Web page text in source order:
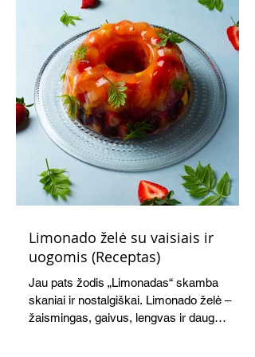
Limonado želė su vaisiais ir
uogomis (Receptas)
Jau pats žodis „Limonadas“ skamba
skaniai ir nostalgiškai. Limonado želė –
žaismingas, gaivus, lengvas ir daug